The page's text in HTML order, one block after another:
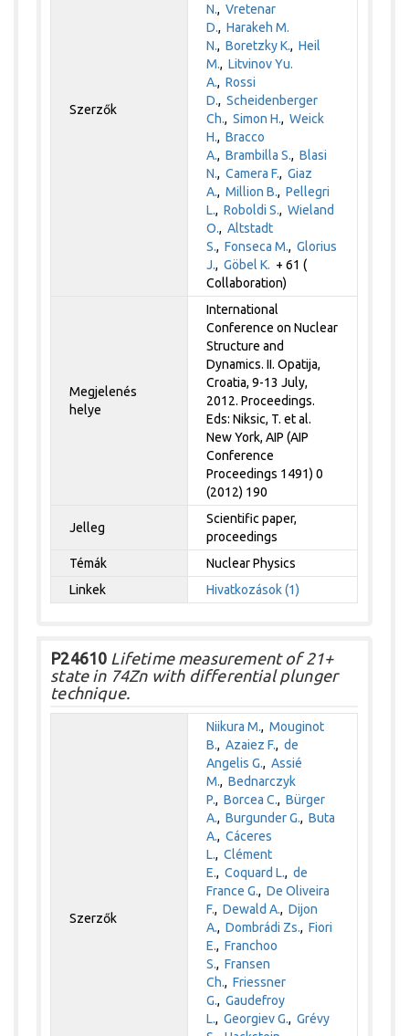
Szerzők
N.,Vretenar
D.,Harakeh M.
N.,Boretzky K.,Heil
M.,Litvinov Yu.
A.,Rossi
D.,Scheidenberger
Ch.,Simon H.,Weick
H.,Bracco
A.,Brambilla S.,Blasi
N.,Camera F.,Giaz
A.,Million B.,Pellegri
L.,Roboldi S.,Wieland
O.,Altstadt
S.,Fonseca M.,Glorius
J.,Göbel K. + 61 (
Collaboration)
Megjelenés
helye
International
Conference on Nuclear
Structure and
Dynamics. II. Opatija,
Croatia, 9-13 July,
2012. Proceedings.
Eds: Niksic, T. et al.
New York, AIP (AIP
Conference
Proceedings 1491) 0
(2012) 190
Jelleg
Scientific paper,
proceedings
Témák
Nuclear Physics
Linkek
Hivatkozások (1)
P24610 Lifetime measurement of 21+
state in 74Zn with differential plunger
technique.
Szerzők
Niikura M.,Mouginot
B.,Azaiez F.,de
Angelis G.,Assié
M.,Bednarczyk
P.,Borcea C.,Bürger
A.,Burgunder G.,Buta
A.,Cáceres
L.,Clément
E.,Coquard L.,de
France G.,De Oliveira
F.,Dewald A.,Dijon
A.,Dombrádi Zs.,Fiori
E.,Franchoo
S.,Fransen
Ch.,Friessner
G.,Gaudefroy
L.,Georgiev G.,Grévy